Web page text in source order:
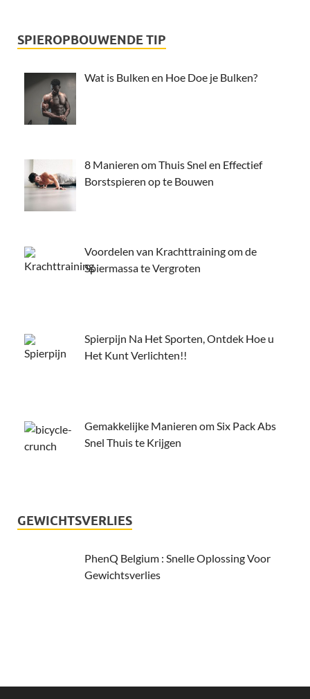
SPIEROPBOUWENDE TIP
Wat is Bulken en Hoe Doe je Bulken?
8 Manieren om Thuis Snel en Effectief
Borstspieren op te Bouwen
Voordelen van Krachttraining om de
Spiermassa te Vergroten
Spierpijn Na Het Sporten, Ontdek Hoe u
Het Kunt Verlichten!!
Gemakkelijke Manieren om Six Pack Abs
Snel Thuis te Krijgen
GEWICHTSVERLIES
PhenQ Belgium : Snelle Oplossing Voor
Gewichtsverlies